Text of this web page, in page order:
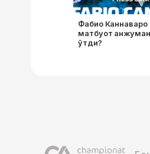
Фабио
матбуот
ўтди?